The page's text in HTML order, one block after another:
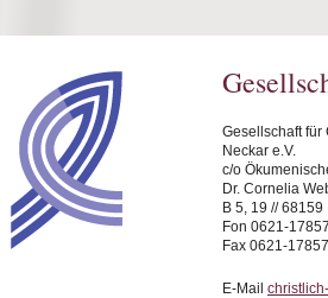
Gesellschaft
Neckar e.V.
c/o
Dr. Cornelia
B 5, 19 //
Fon 0621-
Fax 0621-
E-Mail